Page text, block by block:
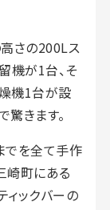
さの200Lス
機が1台、そ
機1台が設
きます。
でを全て手作
崎町にある
ィックバーの